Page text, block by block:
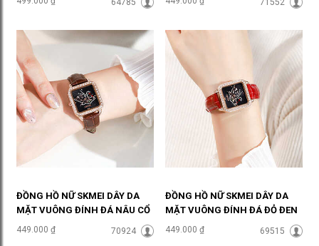
64785 71552
ĐỒNG HỒ NỮ SKMEI DÂY DA
MẶT VUÔNG ĐÍNH ĐÁ NÂU CỔ
ĐIỂN ĐHĐ36904
449.000 ₫ 70924
ĐỒNG HỒ NỮ SKMEI DÂY DA
MẶT VUÔNG ĐÍNH ĐÁ ĐỎ ĐEN
ĐỘC LẠ ĐHĐ36903
449.000 ₫ 69515